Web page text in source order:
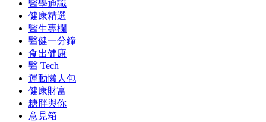
醫學通識
健康精選
醫生專欄
醫健一分鐘
食出健康
醫 Tech
運動懶人包
健康財富
糖胖與你
意見箱